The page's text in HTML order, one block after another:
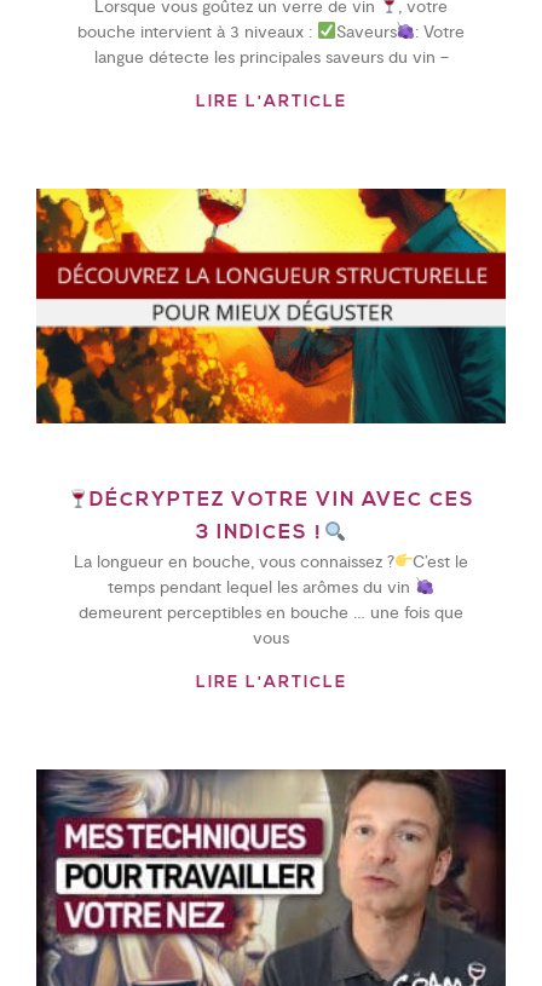
Lorsque vous goûtez un verre de vin
, votre
bouche intervient à 3 niveaux :
Saveurs
: Votre
langue détecte les principales saveurs du vin –
LIRE L'ARTICLE
DÉCRYPTEZ VOTRE VIN AVEC CES
3 INDICES !
La longueur en bouche, vous connaissez ?
C’est le
temps pendant lequel les arômes du vin
demeurent perceptibles en bouche … une fois que
vous
LIRE L'ARTICLE